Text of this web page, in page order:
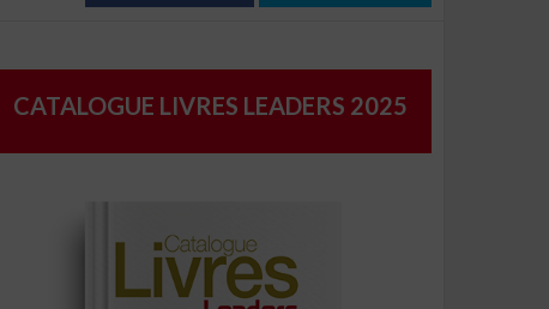
CATALOGUE LIVRES LEADERS 2025